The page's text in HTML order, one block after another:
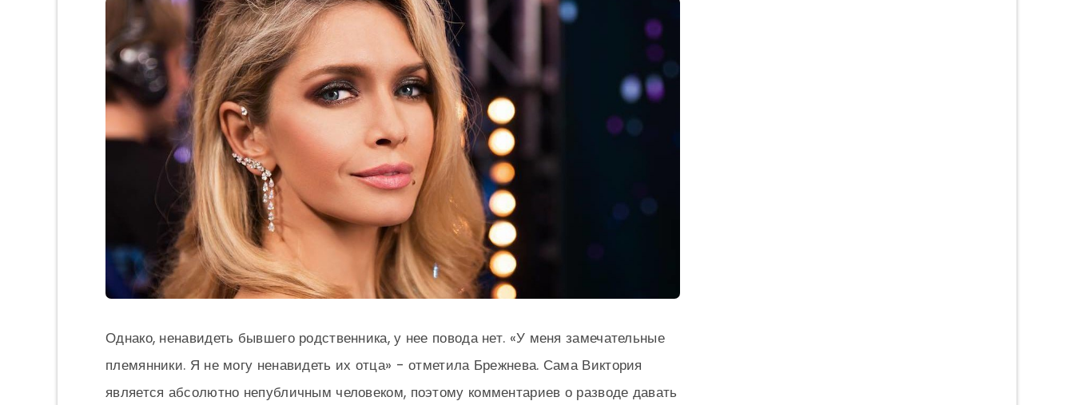
Однако, ненавидеть бывшего родственника, у нее повода нет. «У меня замечательные
племянники. Я не могу ненавидеть их отца» - отметила Брежнева. Сама Виктория
является абсолютно непубличным человеком, поэтому комментариев о разводе давать